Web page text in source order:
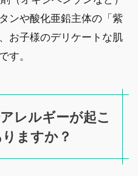
ンや酸化亜鉛主体の「紫
お子様のデリケートな肌
す。
レルギーが起こ
ますか？